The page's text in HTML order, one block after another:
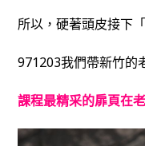
所以，硬著頭皮接下
971203我們帶新竹的
課程最精采的扉頁在